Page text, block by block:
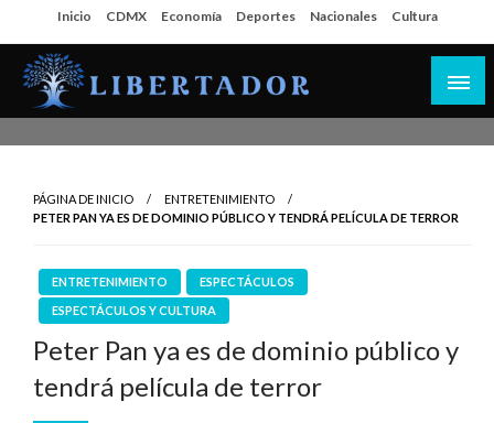
al
contenido
Inicio CDMX Economía Deportes Nacionales Cultura
PÁGINA DE INICIO
ENTRETENIMIENTO
PETER PAN YA ES DE DOMINIO PÚBLICO Y TENDRÁ PELÍCULA DE TERROR
ENTRETENIMIENTO
ESPECTÁCULOS
ESPECTÁCULOS Y CULTURA
Peter Pan ya es de dominio público y
tendrá película de terror